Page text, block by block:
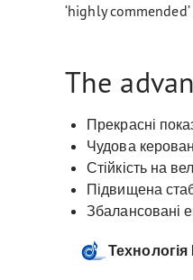
‘highly
The
Прекрасні
Чудова
Стійкість на
Підвищена
Збалансовані
Технологія